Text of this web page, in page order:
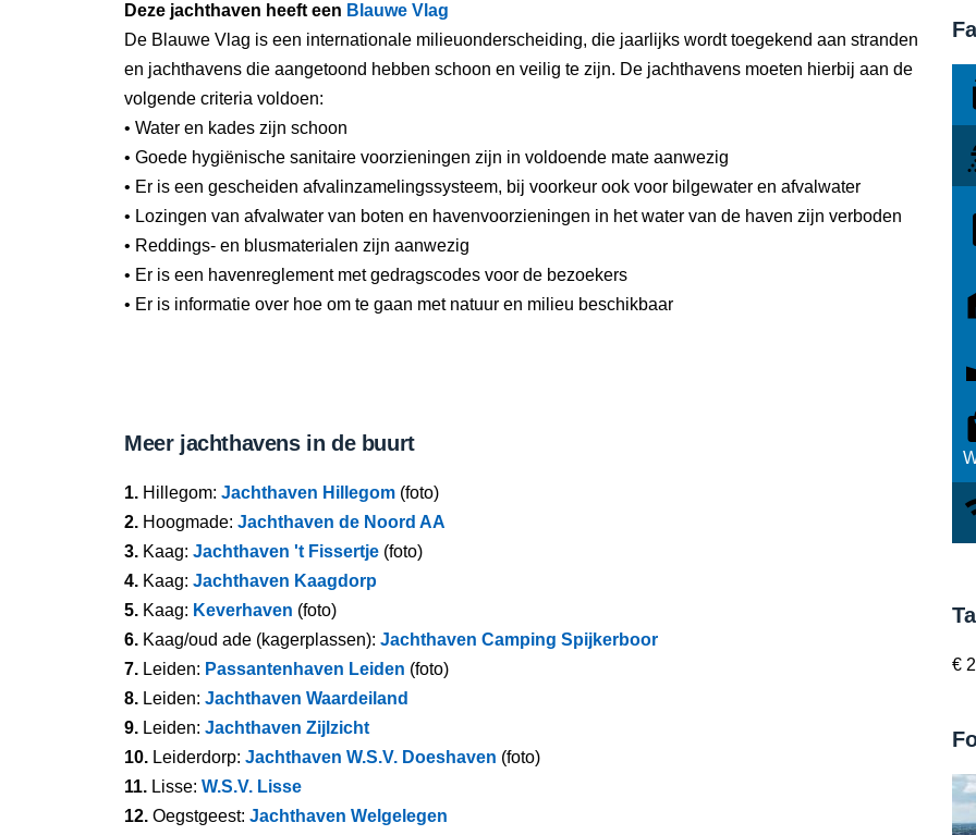
Deze jachthaven heeft een Blauwe Vlag
De Blauwe Vlag is een internationale milieuonderscheiding, die jaarlijks wordt toegekend aan stranden
en jachthavens die aangetoond hebben schoon en veilig te zijn. De jachthavens moeten hierbij aan de
volgende criteria voldoen:
• Water en kades zijn schoon
• Goede hygiënische sanitaire voorzieningen zijn in voldoende mate aanwezig
• Er is een gescheiden afvalinzamelingssysteem, bij voorkeur ook voor bilgewater en afvalwater
• Lozingen van afvalwater van boten en havenvoorzieningen in het water van de haven zijn verboden
• Reddings- en blusmaterialen zijn aanwezig
• Er is een havenreglement met gedragscodes voor de bezoekers
• Er is informatie over hoe om te gaan met natuur en milieu beschikbaar
Meer jachthavens in de buurt
1. Hillegom: Jachthaven Hillegom (foto)
2. Hoogmade: Jachthaven de Noord AA
3. Kaag: Jachthaven 't Fissertje (foto)
4. Kaag: Jachthaven Kaagdorp
5. Kaag: Keverhaven (foto)
6. Kaag/oud ade (kagerplassen): Jachthaven Camping Spijkerboor
7. Leiden: Passantenhaven Leiden (foto)
8. Leiden: Jachthaven Waardeiland
9. Leiden: Jachthaven Zijlzicht
10. Leiderdorp: Jachthaven W.S.V. Doeshaven (foto)
11. Lisse: W.S.V. Lisse
12. Oegstgeest: Jachthaven Welgelegen
€